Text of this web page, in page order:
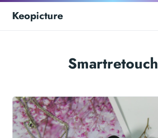
Keopicture
Smartretouch